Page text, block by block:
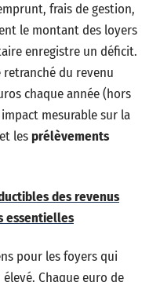
frais de gestion,
le montant des loyers
enregistre un déficit.
du revenu
chaque année (hors
mesurable sur la
et lesprélèvements
des revenus
essentielles
pour les foyers qui
Chaque euro de